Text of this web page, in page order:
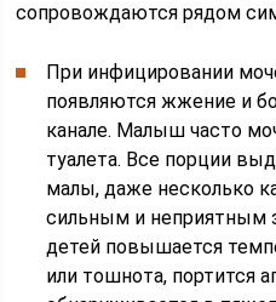
сопровождаются рядом
При инфицировании
появляются жжение и
канале. Малыш часто
туалета. Все порции
малы, даже несколько
сильным и неприятным
детей повышается
или тошнота, портится